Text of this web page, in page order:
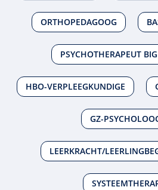
ORTHOPEDAGOOG
PSYCHOTHERAPEUT BIG
HBO-VERPLEEGKUNDIGE
GZ-
LEERKRACHT/